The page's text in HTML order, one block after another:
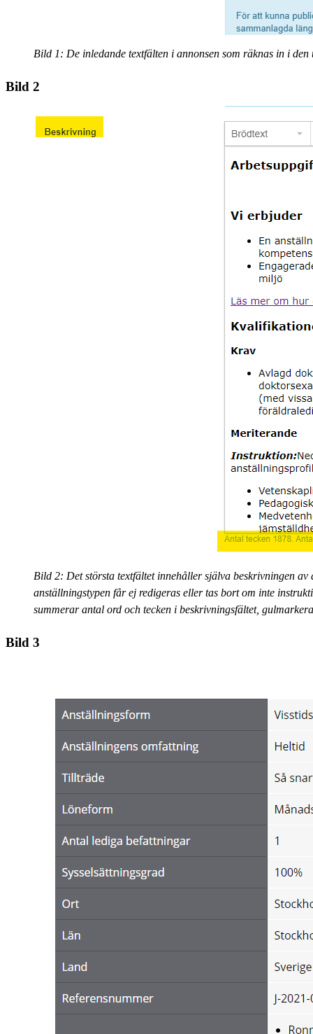
Bild 1: De inledande textfälten i annonsen som räknas in i
Bild 2
Bild 2: Det största textfältet innehåller själva beskrivningen
anställningstypen får ej redigeras eller tas bort om inte
summerar antal ord och tecken i beskrivningsfältet,
Bild 3